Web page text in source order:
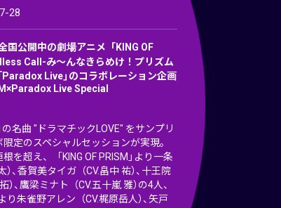
28
国公開中の劇場アニメ「KING OF
Call-み～んなきらめけ！プリズム
Live」のコラボレーション企画
Live Special
の名曲 "ドラマチックLOVE" をサンプリ
定のスペシャルセッションが実現。
を超え、「KING OF PRISM」より一条
、香賀美タイガ（CV.畠中 祐）、十王院
）、鷹梁ミナト（CV.五十嵐 雅）の4人、
り朱雀野アレン（CV.梶原岳人）、矢戸